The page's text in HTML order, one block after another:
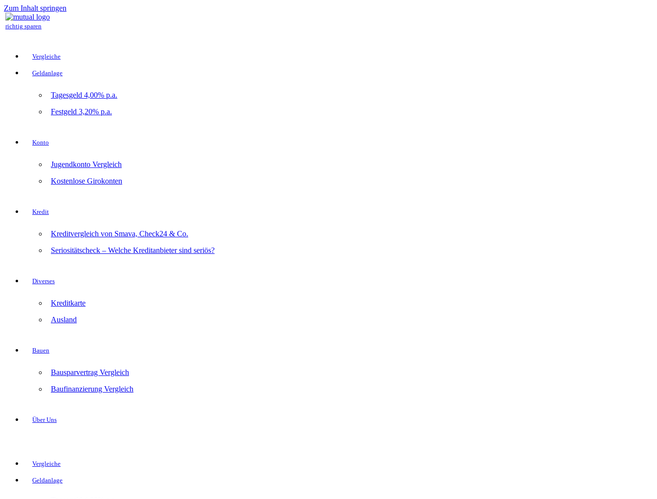
Zum Inhalt springen
richtig sparen
Vergleiche
Geldanlage
Tagesgeld 4,00% p.a.
Festgeld 3,20% p.a.
Konto
Jugendkonto Vergleich
Kostenlose Girokonten
Kredit
Kreditvergleich von Smava, Check24 & Co.
Seriositätscheck – Welche Kreditanbieter sind seriös?
Diverses
Kreditkarte
Ausland
Bauen
Bausparvertrag Vergleich
Baufinanzierung Vergleich
Über Uns
Vergleiche
Geldanlage